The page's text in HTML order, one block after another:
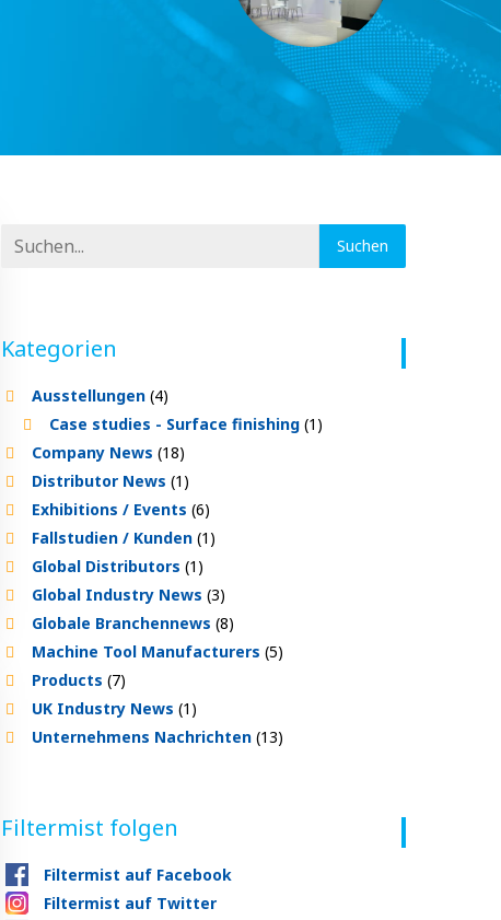
Kategorien
Ausstellungen (4)
Case studies - Surface finishing (1)
Company News (18)
Distributor News (1)
Exhibitions / Events (6)
Fallstudien / Kunden (1)
Global Distributors (1)
Global Industry News (3)
Globale Branchennews (8)
Machine Tool Manufacturers (5)
Products (7)
UK Industry News (1)
Unternehmens Nachrichten (13)
Filtermist folgen
Filtermist auf Facebook
Filtermist auf Twitter